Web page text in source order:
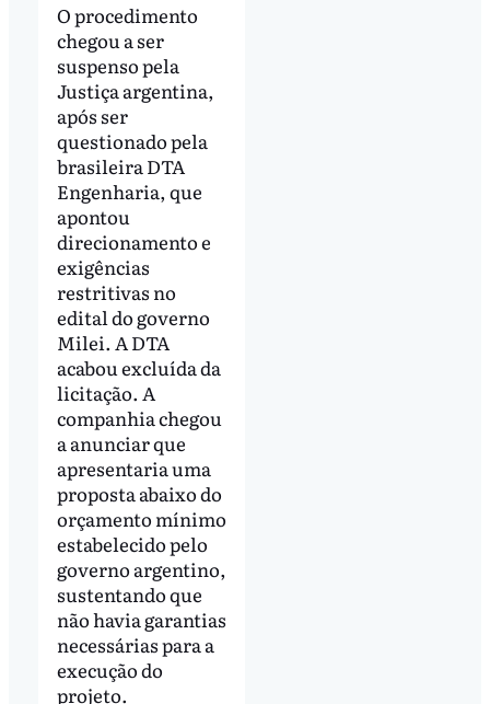
O procedimento
chegou a ser
suspenso pela
Justiça argentina,
após ser
questionado pela
brasileira DTA
Engenharia, que
apontou
direcionamento e
exigências
restritivas no
edital do governo
Milei. A DTA
acabou excluída da
licitação. A
companhia chegou
a anunciar que
apresentaria uma
proposta abaixo do
orçamento mínimo
estabelecido pelo
governo argentino,
sustentando que
não havia garantias
necessárias para a
execução do
projeto.